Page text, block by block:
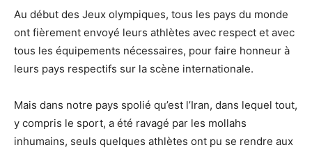
Au début des Jeux olympiques, tous les pays du monde
ont fièrement envoyé leurs athlètes avec respect et avec
tous les équipements nécessaires, pour faire honneur à
leurs pays respectifs sur la scène internationale.
Mais dans notre pays spolié qu’est l’Iran, dans lequel tout,
y compris le sport, a été ravagé par les mollahs
inhumains, seuls quelques athlètes ont pu se rendre aux